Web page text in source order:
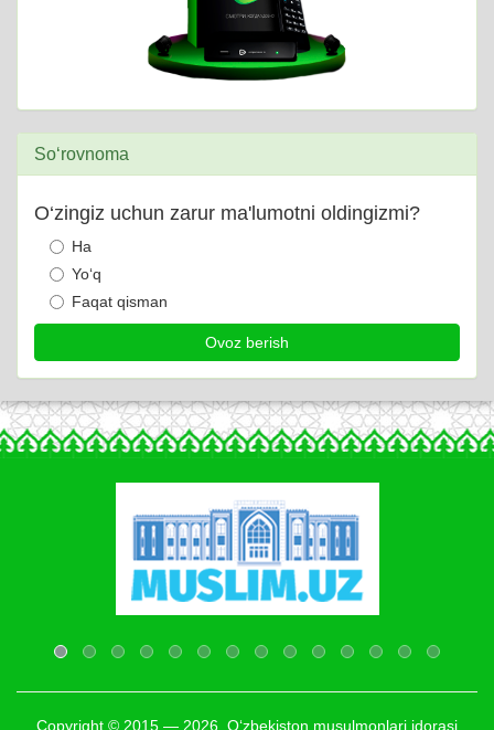
So‘rovnoma
O‘zingiz uchun zarur ma'lumotni oldingizmi?
Ha
Yo‘q
Faqat qisman
Copyright © 2015 — 2026. O‘zbekiston musulmonlari idorasi